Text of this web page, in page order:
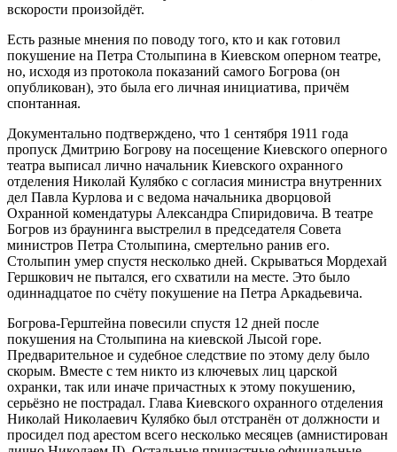
вскорости произойдёт.
Есть разные мнения по поводу того, кто и как готовил
покушение на Петра Столыпина в Киевском оперном театре,
но, исходя из протокола показаний самого Богрова (он
опубликован), это была его личная инициатива, причём
спонтанная.
Документально подтверждено, что 1 сентября 1911 года
пропуск Дмитрию Богрову на посещение Киевского оперного
театра выписал лично начальник Киевского охранного
отделения Николай Кулябко с согласия министра внутренних
дел Павла Курлова и с ведома начальника дворцовой
Охранной комендатуры Александра Спиридовича. В театре
Богров из браунинга выстрелил в председателя Совета
министров Петра Столыпина, смертельно ранив его.
Столыпин умер спустя несколько дней. Скрываться Мордехай
Гершкович не пытался, его схватили на месте. Это было
одиннадцатое по счёту покушение на Петра Аркадьевича.
Богрова-Герштейна повесили спустя 12 дней после
покушения на Столыпина на киевской Лысой горе.
Предварительное и судебное следствие по этому делу было
скорым. Вместе с тем никто из ключевых лиц царской
охранки, так или иначе причастных к этому покушению,
серьёзно не пострадал. Глава Киевского охранного отделения
Николай Николаевич Кулябко был отстранён от должности и
просидел под арестом всего несколько месяцев (амнистирован